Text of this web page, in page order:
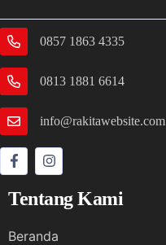
0857 1863 4335
0813 1881 6614
info@rakitawebsite.com
Tentang Kami
Beranda